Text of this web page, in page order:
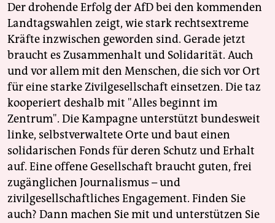
Der drohende Erfolg der AfD bei den kommenden
Landtagswahlen zeigt, wie stark rechtsextreme
Kräfte inzwischen geworden sind. Gerade jetzt
braucht es Zusammenhalt und Solidarität. Auch
und vor allem mit den Menschen, die sich vor Ort
für eine starke Zivilgesellschaft einsetzen. Die taz
kooperiert deshalb mit "Alles beginnt im
Zentrum". Die Kampagne unterstützt bundesweit
linke, selbstverwaltete Orte und baut einen
solidarischen Fonds für deren Schutz und Erhalt
auf. Eine offene Gesellschaft braucht guten, frei
zugänglichen Journalismus – und
zivilgesellschaftliches Engagement. Finden Sie
auch? Dann machen Sie mit und unterstützen Sie